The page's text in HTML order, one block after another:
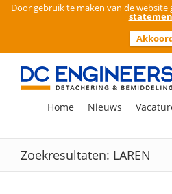
Door gebruik te maken van de
Ga
inhoud
naar:
Home Nieuws
Zoekresultaten: LAREN